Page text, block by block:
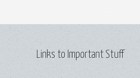
Links to Important Stuff